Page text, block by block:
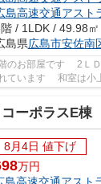
/ 1LDK / 49.98㎡
島県広島市安佐南
のお部屋です 2Ｌ
ています 和室は小
ーポラスE棟
8月4日 値下げ
万円